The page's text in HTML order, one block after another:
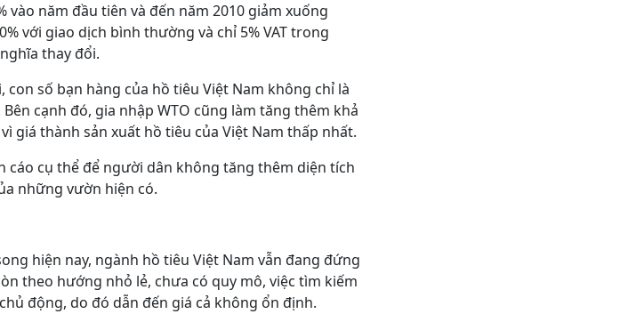
vào năm đầu tiên và đến năm 2010 giảm xuống
với giao dịch bình thường và chỉ 5% VAT trong
thay đổi.
số bạn hàng của hồ tiêu Việt Nam không chỉ là
cạnh đó, gia nhập WTO cũng làm tăng thêm khả
giá thành sản xuất hồ tiêu của Việt Nam thấp nhất.
cáo cụ thể để người dân không tăng thêm diện tích
những vườn hiện có.
hiện nay, ngành hồ tiêu Việt Nam vẫn đang đứng
theo hướng nhỏ lẻ, chưa có quy mô, việc tìm kiếm
động, do đó dẫn đến giá cả không ổn định.